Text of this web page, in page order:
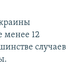
менее 12
случаев